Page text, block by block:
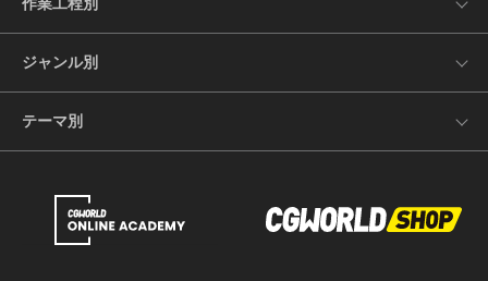
作業工程別
ジャンル別
テーマ別